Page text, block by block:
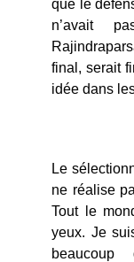
que le
n’avait
final, serait
idée dans
Le
ne réalise
Tout le
yeux. Je
beaucoup